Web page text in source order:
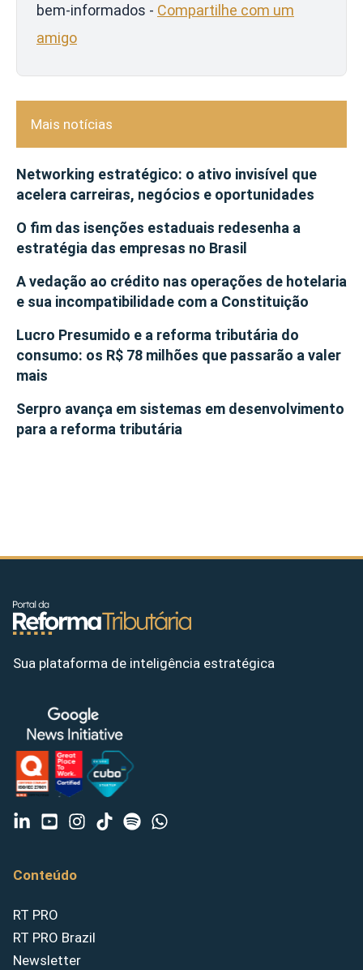
bem-informados - Compartilhe com um
amigo
Mais notícias
Networking estratégico: o ativo invisível que
acelera carreiras, negócios e oportunidades
O fim das isenções estaduais redesenha a
estratégia das empresas no Brasil
A vedação ao crédito nas operações de hotelaria
e sua incompatibilidade com a Constituição
Lucro Presumido e a reforma tributária do
consumo: os R$ 78 milhões que passarão a valer
mais
Serpro avança em sistemas em desenvolvimento
para a reforma tributária
Sua plataforma de inteligência estratégica
Conteúdo
RT PRO
RT PRO Brazil
Newsletter